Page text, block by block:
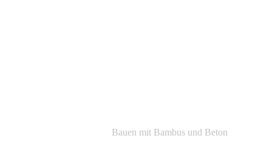
Bauen mit Bambus und Beton